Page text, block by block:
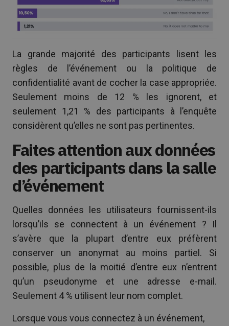
La grande majorité des participants lisent les
règles de l’événement ou la politique de
confidentialité avant de cocher la case appropriée.
Seulement moins de 12 % les ignorent, et
seulement 1,21 % des participants à l’enquête
considèrent qu’elles ne sont pas pertinentes.
Faites attention aux données
des participants dans la salle
d’événement
Quelles données les utilisateurs fournissent-ils
lorsqu’ils se connectent à un événement ? Il
s’avère que la plupart d’entre eux préfèrent
conserver un anonymat au moins partiel. Si
possible, plus de la moitié d’entre eux n’entrent
qu’un pseudonyme et une adresse e-mail.
Seulement 4 % utilisent leur nom complet.
Lorsque vous vous connectez à un événement,